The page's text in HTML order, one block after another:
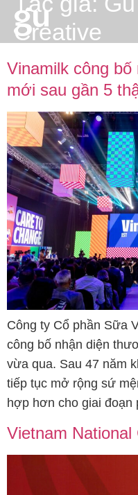
Creative
Vinamilk công
mới sau gần 5
Công ty Cổ phần Sữa
công bố nhận diện
vừa qua. Sau 47 năm
tiếp tục mở rộng sứ
hợp hơn cho giai đoạn
Vietnam National